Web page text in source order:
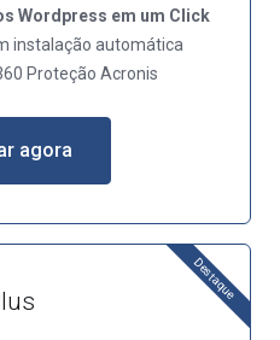
Wordpress em um Click
instalação automática
Proteção Acronis
agora
Destaque